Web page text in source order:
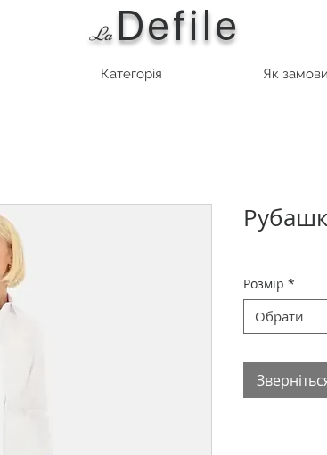
La Defile
Категорія Як
Розмір *
Обрати